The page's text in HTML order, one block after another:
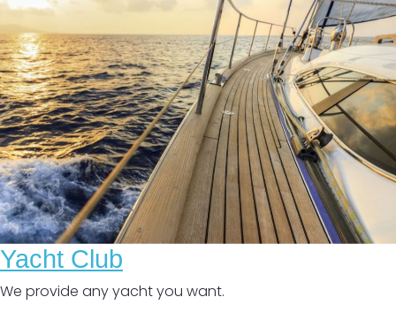
Yacht Club
We provide any yacht you want.